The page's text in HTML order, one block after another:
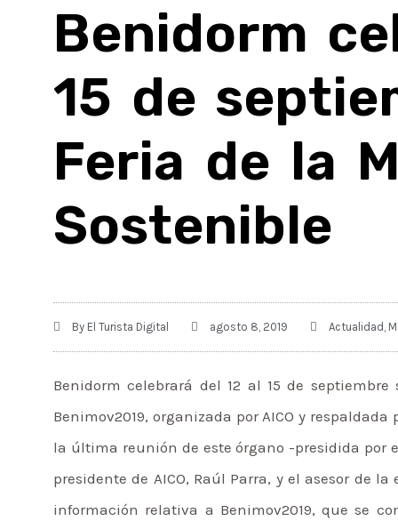
Benidorm
15 de
Feria de la
Sostenible
By El Turista Digital agosto 8, 2019 Actualidad
Benidorm celebrará del 12 al 15 de
Benimov2019, organizada por AICO y
la última reunión de este órgano -presidida por
presidente de AICO, Raúl Parra, y el asesor de
información relativa a Benimov2019, que se